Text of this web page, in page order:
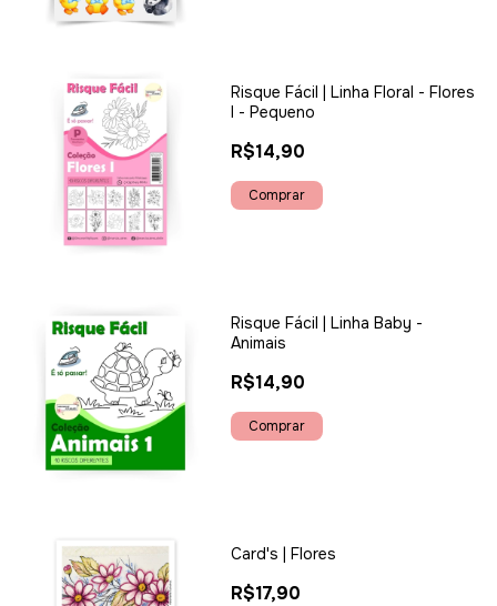
Risque Fácil | Linha Floral - Flores
I - Pequeno
R$14,90
Risque Fácil | Linha Baby -
Animais
R$14,90
Card's | Flores
R$17,90